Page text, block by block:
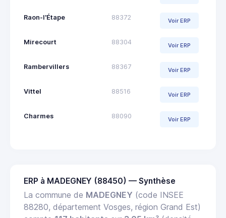
Raon-l'Étape 88372 Voir ERP
Mirecourt 88304 Voir ERP
Rambervillers 88367 Voir ERP
Vittel 88516 Voir ERP
Charmes 88090 Voir ERP
ERP à MADEGNEY (88450) — Synthèse
La commune de MADEGNEY (code INSEE
88280, département Vosges, région Grand Est)